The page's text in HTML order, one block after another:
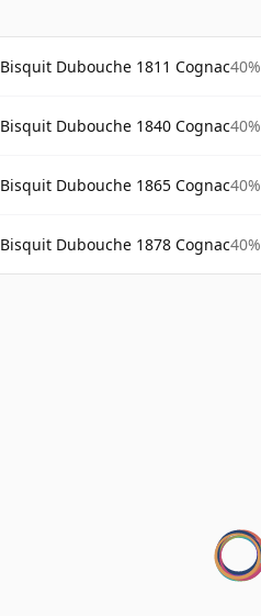
Bisquit Dubouche 1811 Cognac40%
Bisquit Dubouche 1840 Cognac40%
Bisquit Dubouche 1865 Cognac40%
Bisquit Dubouche 1878 Cognac40%